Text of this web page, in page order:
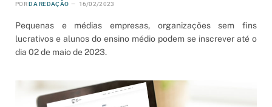
POR DA REDAÇÃO 16/02/2023
Pequenas e médias empresas, organizações sem fins
lucrativos e alunos do ensino médio podem se inscrever até o
dia 02 de maio de 2023.